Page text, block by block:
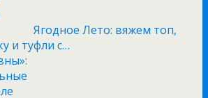
Ягодное Лето: вяжем топ,
и туфли с…